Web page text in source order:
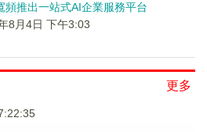
頻推出一站式AI企業服務平台
8月4日 下午3:03
更多